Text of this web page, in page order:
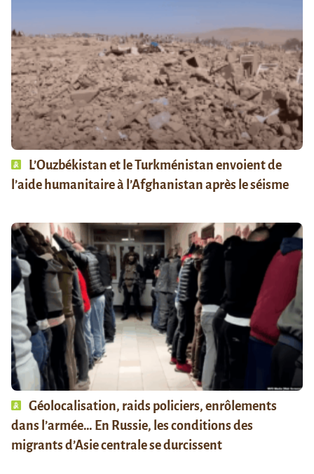
L’Ouzbékistan et le Turkménistan envoient de
l’aide humanitaire à l’Afghanistan après le séisme
Géolocalisation, raids policiers, enrôlements
dans l’armée… En Russie, les conditions des
migrants d’Asie centrale se durcissent